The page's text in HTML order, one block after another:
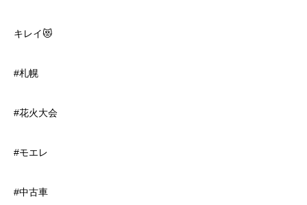
キレイ😻
#札幌
#花火大会
#モエレ
#中古車